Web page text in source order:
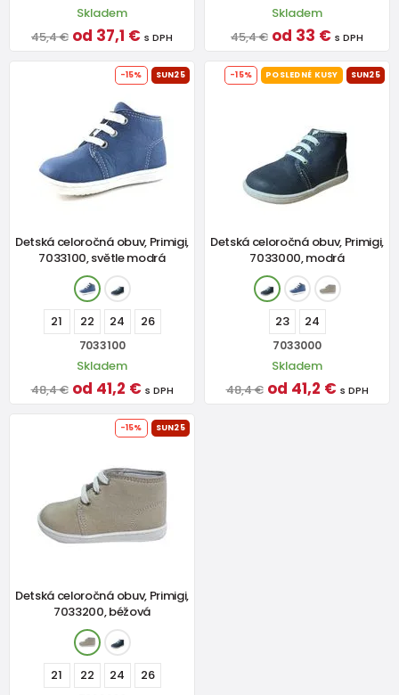
Skladem
45,4 € od 37,1 € s DPH
Skladem
45,4 € od 33 € s DPH
-15% SUN25
Detská celoročná obuv, Primigi,
7033100, světle modrá
21 22 24 26
7033100
Skladem
48,4 € od 41,2 € s DPH
-15% POSLEDNÉ KUSY SUN25
Detská celoročná obuv, Primigi,
7033000, modrá
23 24
7033000
Skladem
48,4 € od 41,2 € s DPH
-15% SUN25
Detská celoročná obuv, Primigi,
7033200, béžová
21 22 24 26